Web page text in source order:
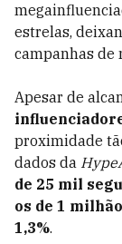
estrelas,
campanhas de
Apesar de
proximidade
dados da
de 25 mil
os de 1
1,3%.